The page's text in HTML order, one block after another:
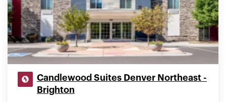
Candlewood Suites Denver Northeast -
Brighton